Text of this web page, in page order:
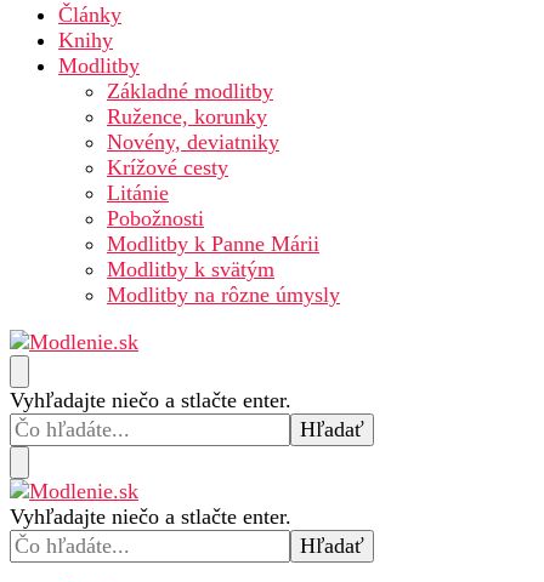
Články
Knihy
Modlitby
Základné modlitby
Ružence, korunky
Novény, deviatniky
Krížové cesty
Litánie
Pobožnosti
Modlitby k Panne Márii
Modlitby k svätým
Modlitby na rôzne úmysly
Modlenie.sk – modlitba online
Hľadáte
niečo?
Vyhľadajte niečo a stlačte enter.
Modlenie.sk – modlitba online
Hľadáte
niečo?
Vyhľadajte niečo a stlačte enter.